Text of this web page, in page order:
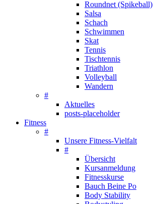
Roundnet (Spikeball)
Salsa
Schach
Schwimmen
Skat
Tennis
Tischtennis
Triathlon
Volleyball
Wandern
#
Aktuelles
posts-placeholder
Fitness
#
Unsere Fitness-Vielfalt
#
Übersicht
Kursanmeldung
Fitnesskurse
Bauch Beine Po
Body Stability